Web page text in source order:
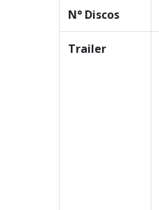
N° Discos
Trailer